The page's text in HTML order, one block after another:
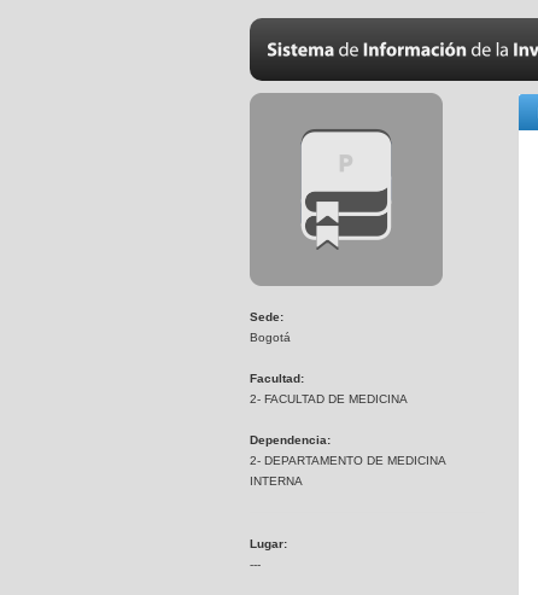
Sede:
Bogotá
Facultad:
2- FACULTAD DE MEDICINA
Dependencia:
2- DEPARTAMENTO DE MEDICINA
INTERNA
Lugar:
---